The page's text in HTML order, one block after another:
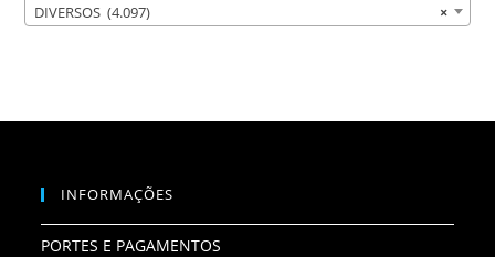
×
DIVERSOS (4.097)
INFORMAÇÕES
PORTES E PAGAMENTOS